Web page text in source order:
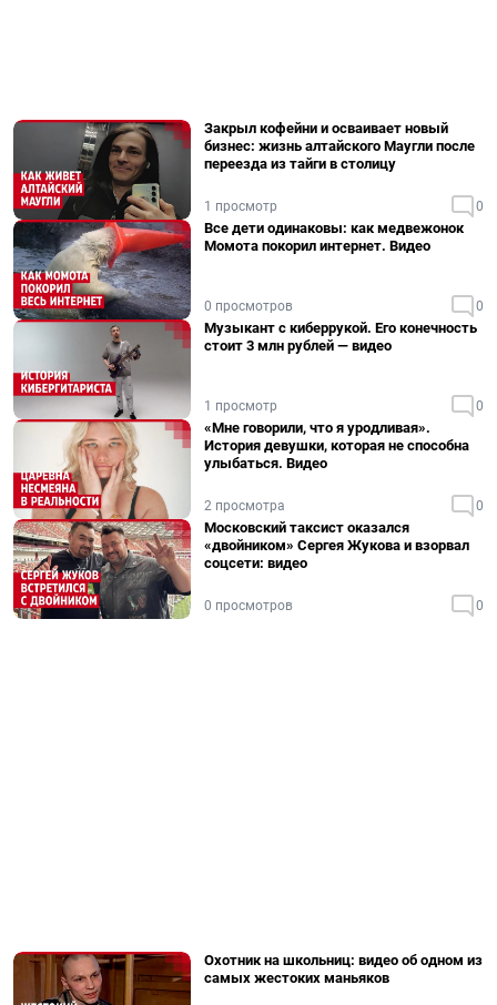
Закрыл кофейни и осваивает новый
бизнес: жизнь алтайского Маугли после
переезда из тайги в столицу
1 просмотр 0
Все дети одинаковы: как медвежонок
Момота покорил интернет. Видео
0 просмотров 0
Музыкант с киберрукой. Его конечность
стоит 3 млн рублей — видео
1 просмотр 0
«Мне говорили, что я уродливая».
История девушки, которая не способна
улыбаться. Видео
2 просмотра 0
Московский таксист оказался
«двойником» Сергея Жукова и взорвал
соцсети: видео
0 просмотров 0
Охотник на школьниц: видео об одном из
самых жестоких маньяков